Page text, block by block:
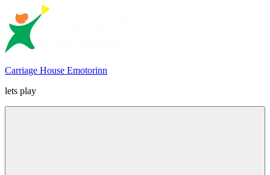
content
Carriage House Emotorinn
lets play